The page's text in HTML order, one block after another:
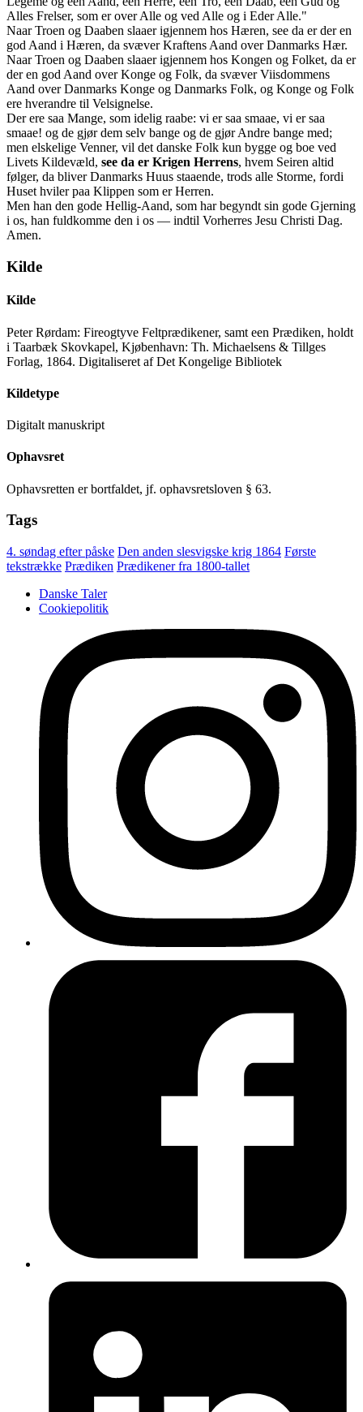
Alles Frelser, som er over Alle og ved Alle og i Eder Alle."
Naar Troen og Daaben slaaer igjennem hos Hæren, see da er der en
god Aand i Hæren, da svæver Kraftens Aand over Danmarks Hær.
Naar Troen og Daaben slaaer igjennem hos Kongen og Folket, da er
der en god Aand over Konge og Folk, da svæver Viisdommens
Aand over Danmarks Konge og Danmarks Folk, og Konge og Folk
ere hverandre til Velsignelse.
Der ere saa Mange, som idelig raabe: vi er saa smaae, vi er saa
smaae! og de gjør dem selv bange og de gjør Andre bange med;
men elskelige Venner, vil det danske Folk kun bygge og boe ved
Livets Kildevæld, see da er Krigen Herrens, hvem Seiren altid
følger, da bliver Danmarks Huus staaende, trods alle Storme, fordi
Huset hviler paa Klippen som er Herren.
Men han den gode Hellig-Aand, som har begyndt sin gode Gjerning
i os, han fuldkomme den i os — indtil Vorherres Jesu Christi Dag.
Amen.
Kilde
Kilde
Peter Rørdam: Fireogtyve Feltprædikener, samt een Prædiken, holdt
i Taarbæk Skovkapel, Kjøbenhavn: Th. Michaelsens & Tillges
Forlag, 1864. Digitaliseret af Det Kongelige Bibliotek
Kildetype
Digitalt manuskript
Ophavsret
Ophavsretten er bortfaldet, jf. ophavsretsloven § 63.
Tags
4. søndag efter påske Den anden slesvigske krig 1864 Første
tekstrække Prædiken Prædikener fra 1800-tallet
Danske Taler
Cookiepolitik